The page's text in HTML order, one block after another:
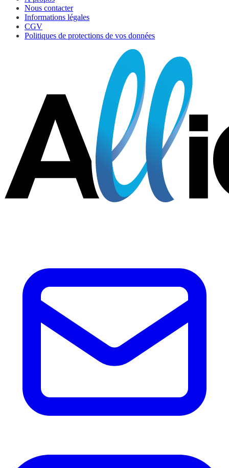
Nous contacter
Informations légales
CGV
Politiques de protections de vos données